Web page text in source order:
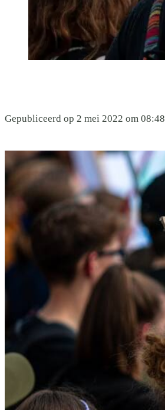
Gepubliceerd op 2 mei 2022 om 08:48